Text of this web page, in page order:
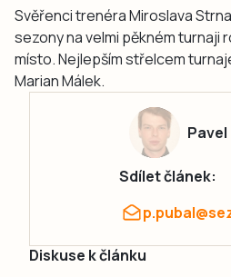
Svěřenci trenéra Miroslava
sezony na velmi pěkném turnaji
místo. Nejlepším střelcem
Marian Málek.
Pavel
Sdílet článek:
Diskuse k článku